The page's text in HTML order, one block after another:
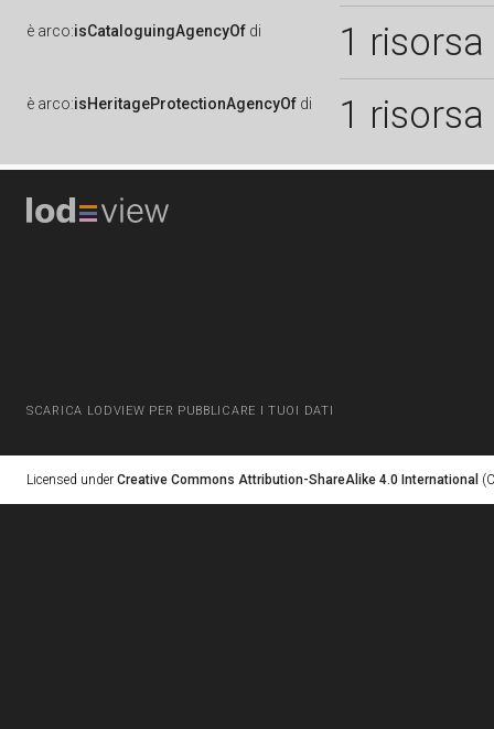
è arco:isCataloguingAgencyOf di 1 risorsa
è arco:isHeritageProtectionAgencyOf di 1 risorsa
SCARICA LODVIEW PER PUBBLICARE I TUOI DATI
Licensed under Creative Commons Attribution-ShareAlike 4.0 International